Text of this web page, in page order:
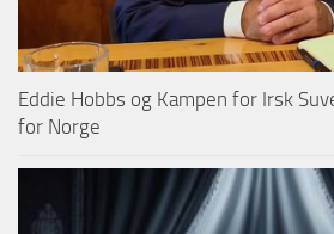
Eddie Hobbs og Kampen for Irsk
for Norge